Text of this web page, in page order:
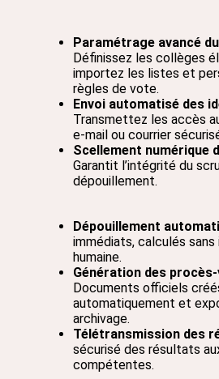
Paramétrage avancé
Définissez les collèges
importez les listes et
règles de vote.
Envoi automatisé des
Transmettez les accès
e-mail ou courrier
Scellement numérique
Garantit l’intégrité du
dépouillement.
Dépouillement
immédiats, calculés
humaine.
Génération des
Documents officiels
automatiquement et
archivage.
Télétransmission des
sécurisé des résultats
compétentes.